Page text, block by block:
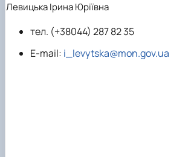
Левицька Ірина Юріївна
тел. (+38044) 287 82 35
E-mail: i_levytska@mon.gov.ua